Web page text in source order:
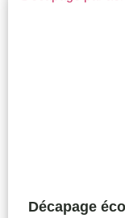
Décapage